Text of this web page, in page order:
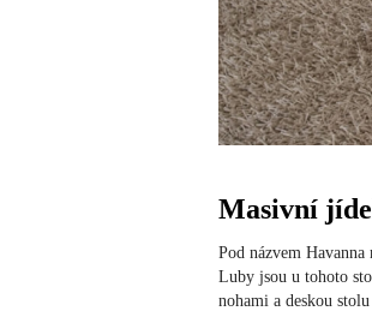
Masivní
Pod názvem
Luby jsou u tohoto
nohami a deskou